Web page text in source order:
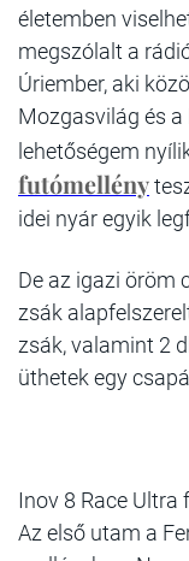
életemben
megszólalt a
Úriember, aki
Mozgasvilág és
lehetőségem
futómellény
idei nyár egyik
De az igazi öröm
zsák
zsák, valamint 2
üthetek egy
Inov 8 Race Ultra
Az első utam a